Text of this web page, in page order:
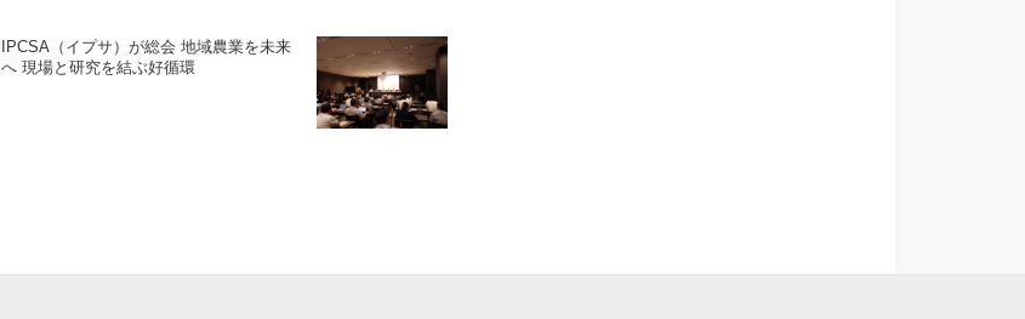
IPCSA（イプサ）が総会 地域農業を未来
へ 現場と研究を結ぶ好循環